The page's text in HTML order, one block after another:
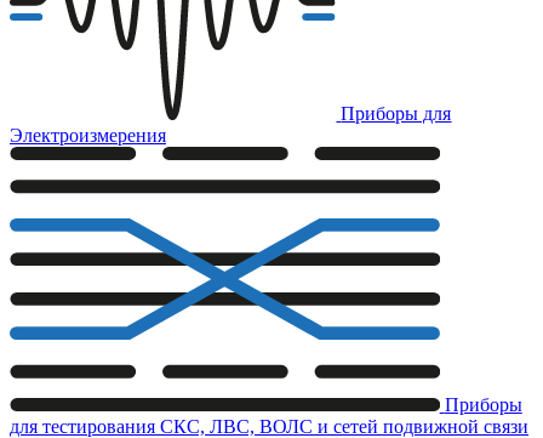
Приборы для
Электроизмерения
Приборы
для тестирования СКС, ЛВС, ВОЛС и сетей подвижной связи